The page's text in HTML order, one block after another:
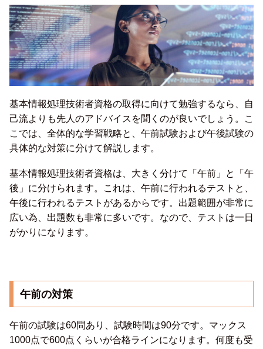
基本情報処理技術者資格の取得に向けて勉強するなら、自
己流よりも先人のアドバイスを聞くのが良いでしょう。こ
こでは、全体的な学習戦略と、午前試験および午後試験の
具体的な対策に分けて解説します。
基本情報処理技術者資格は、大きく分けて「午前」と「午
後」に分けられます。これは、午前に行われるテストと、
午後に行われるテストがあるからです。出題範囲が非常に
広い為、出題数も非常に多いです。なので、テストは一日
がかりになります。
午前の対策
午前の試験は60問あり、試験時間は90分です。マックス
1000点で600点くらいが合格ラインになります。何度も受